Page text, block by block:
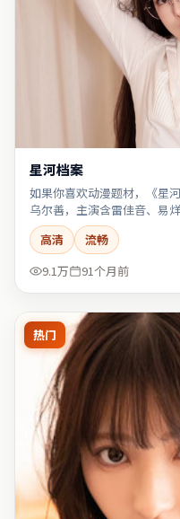
星河档案
如果你喜欢动漫题材，《星
乌尔善，主演含雷佳音、易
高清
流畅
9.1万
91个月前
热门